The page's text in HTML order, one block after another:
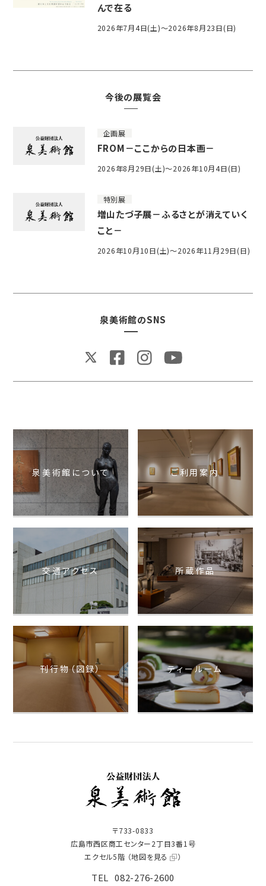
んで在る
2026年7月4日(土)～2026年8月23日(日)
今後の展覧会
企画展
FROM－ここからの日本画－
2026年8月29日(土)～2026年10月4日(日)
特別展
増山たづ子展－ふるさとが消えていく
こと－
2026年10月10日(土)～2026年11月29日(日)
泉美術館のSNS
泉美術館について ご利用案内
交通アクセス 所蔵作品
刊行物（図録） ティールーム
〒733-0833
広島市西区商工センター2丁目3番1号
エクセル5階 （地図を見る ）
TEL 082-276-2600